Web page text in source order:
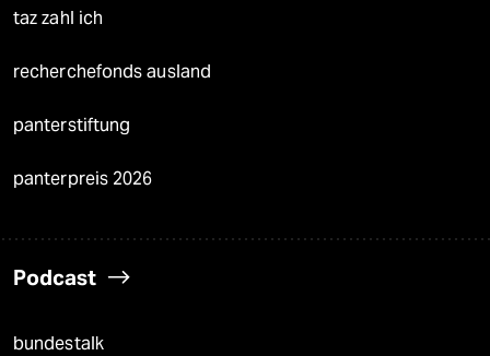
taz zahl ich
recherchefonds ausland
panterstiftung
panterpreis 2026
Podcast
bundestalk